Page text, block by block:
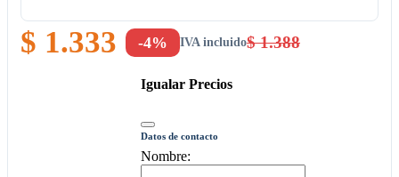
$ 1.333 -4% IVA incluido$ 1.388
Igualar Precios
Datos de contacto
Nombre: